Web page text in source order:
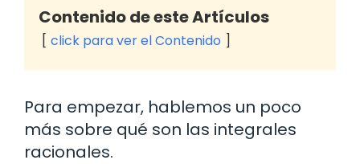
Contenido de este Artículos
click para ver el Contenido
Para empezar, hablemos un poco
más sobre qué son las integrales
racionales.